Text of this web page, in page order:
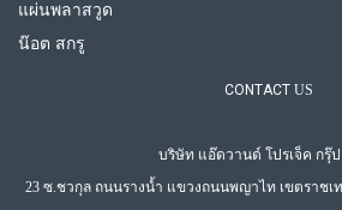
แผ่นพลาสวูด
น๊อต สกรู
CONTACT US
บริษัท แอ๊ดวานด์ โปรเจ็ค กรุ๊
23 ซ.ชวกุล ถนนรางน้ำ แขวงถนนพญาไท เขตราชเท